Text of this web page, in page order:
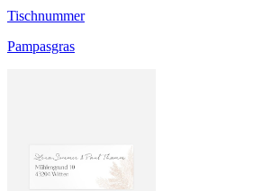
Tischnummer
Pampasgras